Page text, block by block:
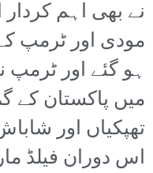
نے بھی اہم
مودی اور ٹرمپ
ہو گئے اور
میں پاکستان کے
تھپکیاں اور
اس دوران فیلڈ